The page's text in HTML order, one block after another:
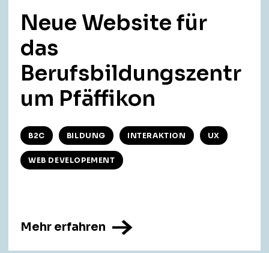
Neue Website für
das
Berufsbildungszentr
um Pfäffikon
B2C BILDUNG INTERAKTION UX
WEB DEVELOPEMENT
Mehr erfahren